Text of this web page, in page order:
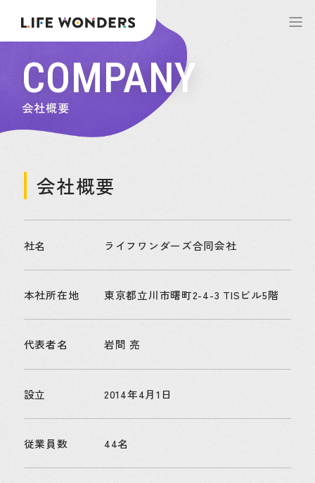
COMPANY
会社概要
会社概要
社名 ライフワンダーズ合同会社
本社所在地 東京都立川市曙町2-4-3 TISビル5階
代表者名 岩間 亮
設立 2014年4月1日
従業員数 44名